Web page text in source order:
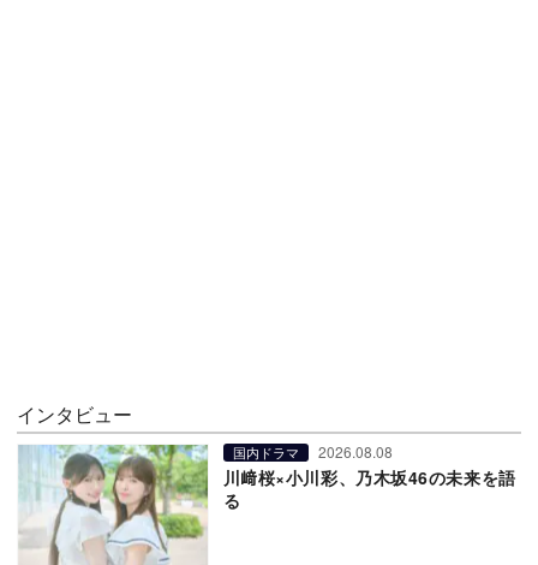
インタビュー
国内ドラマ 2026.08.08
川﨑桜×小川彩、乃木坂46の未来を語
る